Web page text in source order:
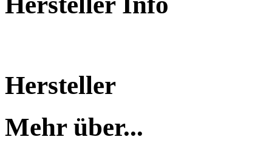
Hersteller
Mehr über...